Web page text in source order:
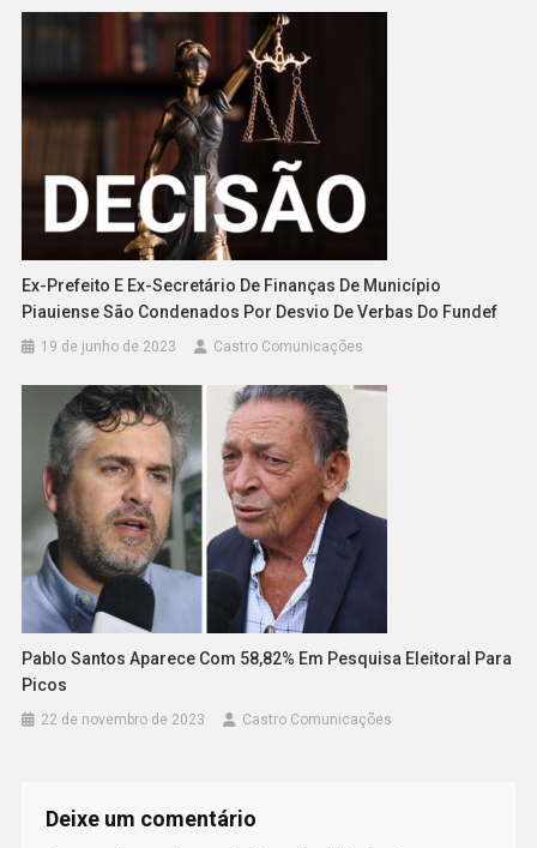
Ex-Prefeito E Ex-Secretário De Finanças De Município
Piauiense São Condenados Por Desvio De Verbas Do Fundef
19 de junho de 2023 Castro Comunicações
Pablo Santos Aparece Com 58,82% Em Pesquisa Eleitoral Para
Picos
22 de novembro de 2023 Castro Comunicações
Deixe um comentário